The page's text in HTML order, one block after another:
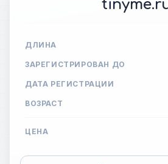
ДЛИНА
ЗАРЕГИСТРИРОВАН ДО
ДАТА РЕГИСТРАЦИИ
ВОЗРАСТ
ЦЕНА